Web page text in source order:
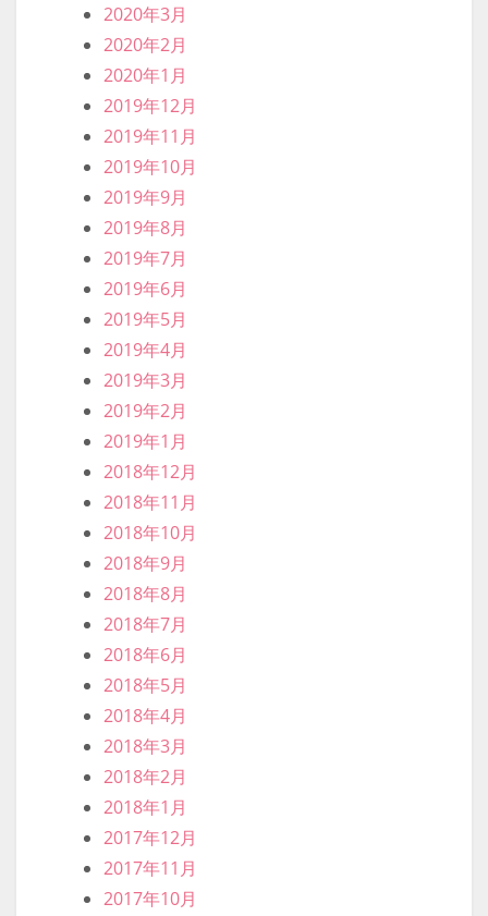
2020年3月
2020年2月
2020年1月
2019年12月
2019年11月
2019年10月
2019年9月
2019年8月
2019年7月
2019年6月
2019年5月
2019年4月
2019年3月
2019年2月
2019年1月
2018年12月
2018年11月
2018年10月
2018年9月
2018年8月
2018年7月
2018年6月
2018年5月
2018年4月
2018年3月
2018年2月
2018年1月
2017年12月
2017年11月
2017年10月